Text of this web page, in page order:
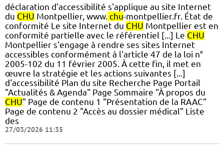
déclaration d'accessibilité s'applique au site Internet
du CHU Montpellier, www. chu-montpellier.fr. État de
conformité Le site Internet du CHU Montpellier est en
conformité partielle avec le référentiel [...] Le CHU
Montpellier s'engage à rendre ses sites Internet
accessibles conformément à l'article 47 de la loi n°
2005-102 du 11 février 2005. À cette fin, il met en
œuvre la stratégie et les actions suivantes [...]
d'accessibilité Plan du site Recherche Page Portail
"Actualités & Agenda" Page Sommaire "À propos du
CHU" Page de contenu 1 "Présentation de la RAAC"
Page de contenu 2 "Accès au dossier médical" Liste
des
27/03/2026 11:35